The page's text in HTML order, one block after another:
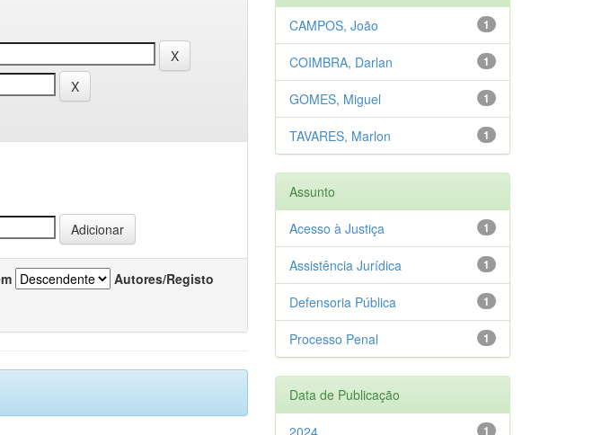
Autores/Registo
1
CAMPOS, João
1
COIMBRA, Darlan
1
GOMES, Miguel
1
TAVARES, Marlon
Assunto
1
Acesso à Justiça
1
Assistência Jurídica
1
Defensoria Pública
1
Processo Penal
Data de Publicação
1
2024